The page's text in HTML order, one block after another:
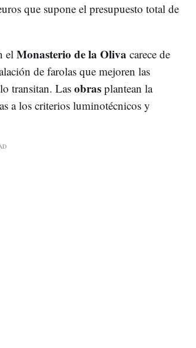
que supone el presupuesto total de
el Monasterio de la Oliva carece de
de farolas que mejoren las
transitan. Las obras plantean la
a los criterios luminotécnicos y